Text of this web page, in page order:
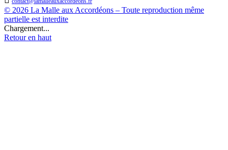
© 2026 La Malle aux Accordéons – Toute reproduction même
partielle est interdite
Chargement...
Retour en haut